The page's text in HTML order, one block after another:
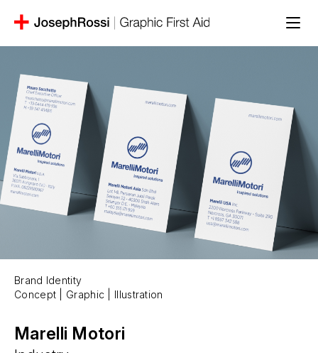
Brand Identity
Concept | Graphic | Illustration
Marelli Motori